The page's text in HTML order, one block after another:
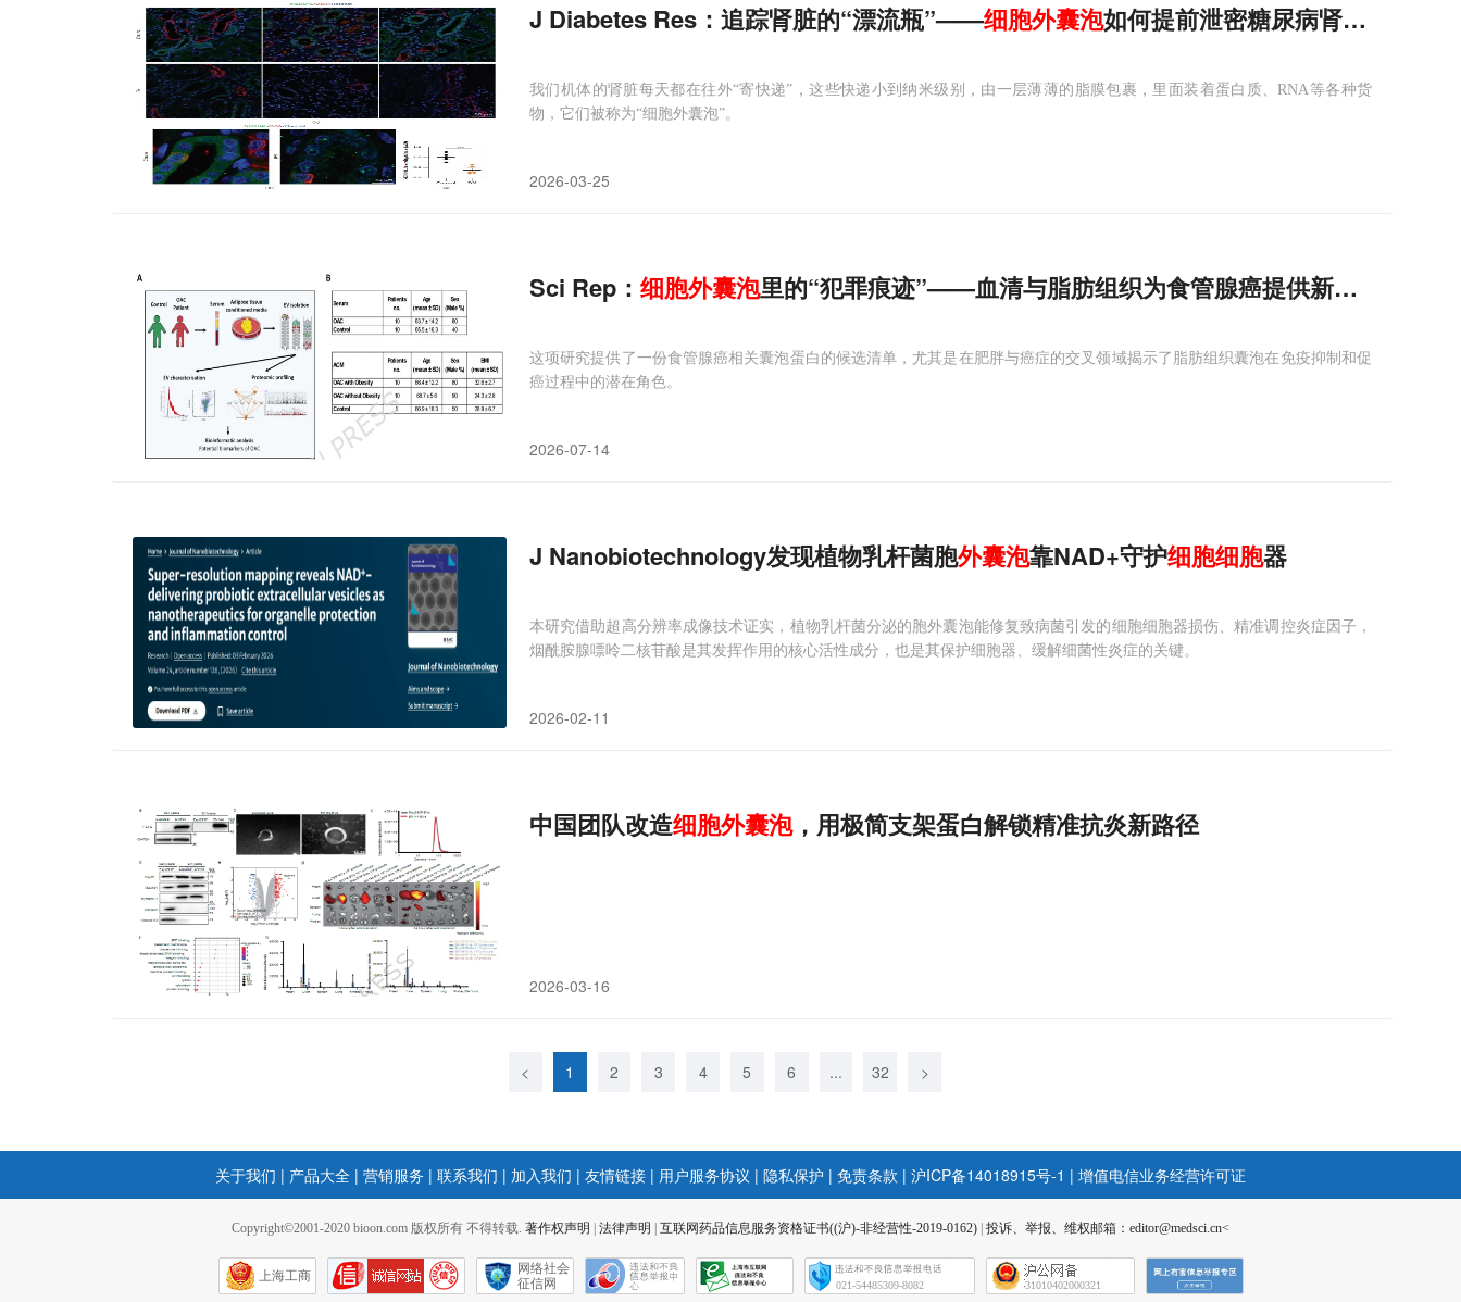
J Diabetes Res：追踪肾脏的“漂流瓶”——细胞外囊泡如何提前泄密糖尿病肾病？
我们机体的肾脏每天都在往外“寄快递”，这些快递小到纳米级别，由一层薄薄的脂膜包裹，里面装着蛋白质、RNA等各种货
物，它们被称为“细胞外囊泡”。
2026-03-25
Sci Rep： 细胞外囊泡里的“犯罪痕迹”——血清与脂肪组织为食管腺癌提供新线索
这项研究提供了一份食管腺癌相关囊泡蛋白的候选清单，尤其是在肥胖与癌症的交叉领域揭示了脂肪组织囊泡在免疫抑制和促
癌过程中的潜在角色。
2026-07-14
J Nanobiotechnology发现植物乳杆菌胞外囊泡靠NAD+守护细胞细胞器
本研究借助超高分辨率成像技术证实，植物乳杆菌分泌的胞外囊泡能修复致病菌引发的细胞细胞器损伤、精准调控炎症因子，
烟酰胺腺嘌呤二核苷酸是其发挥作用的核心活性成分，也是其保护细胞器、缓解细菌性炎症的关键。
2026-02-11
中国团队改造细胞外囊泡，用极简支架蛋白解锁精准抗炎新路径
2026-03-16
< 1 2 3 4 5 6 ... 32 >
关于我们 | 产品大全 | 营销服务 | 联系我们 | 加入我们 | 友情链接 | 用户服务协议 | 隐私保护 | 免责条款 | 沪ICP备14018915号-1 | 增值电信业务经营许可证
Copyright©2001-2020 bioon.com 版权所有 不得转载. 著作权声明 法律声明 互联网药品信息服务资格证书((沪)-非经营性-2019-0162) 投诉、举报、维权邮箱：editor@medsci.cn<
上海工商
网络社会
征信网
021-54485309-8082 31010402000321